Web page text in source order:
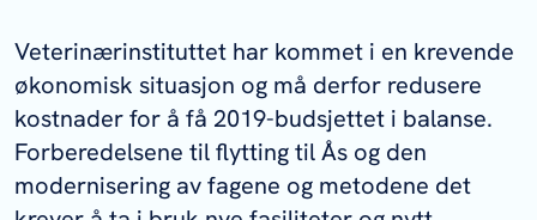
Veterinærinstituttet har kommet i en krevende
økonomisk situasjon og må derfor redusere
kostnader for å få 2019-budsjettet i balanse.
Forberedelsene til flytting til Ås og den
modernisering av fagene og metodene det